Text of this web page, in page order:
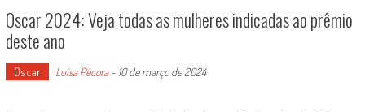
Oscar 2024: Veja todas as mulheres indicadas ao prêmio
deste ano
Oscar Luísa Pécora- 10 de março de 2024